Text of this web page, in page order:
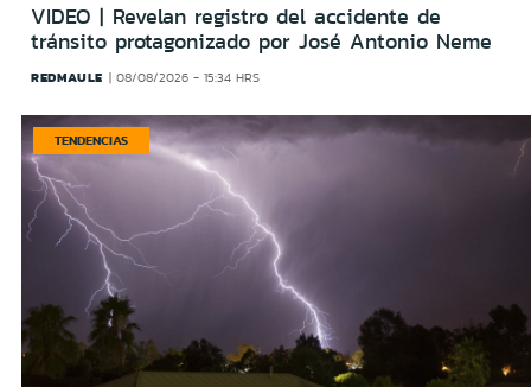
VIDEO | Revelan registro del accidente de
tránsito protagonizado por José Antonio Neme
REDMAULE 08/08/2026 - 15:34 HRS
TENDENCIAS